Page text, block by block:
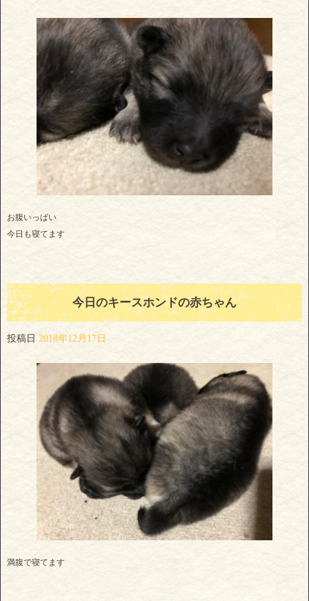
お腹いっぱい
今日も寝てます
今日のキースホンドの赤ちゃん
投稿日 2018年12月17日
満腹で寝てます